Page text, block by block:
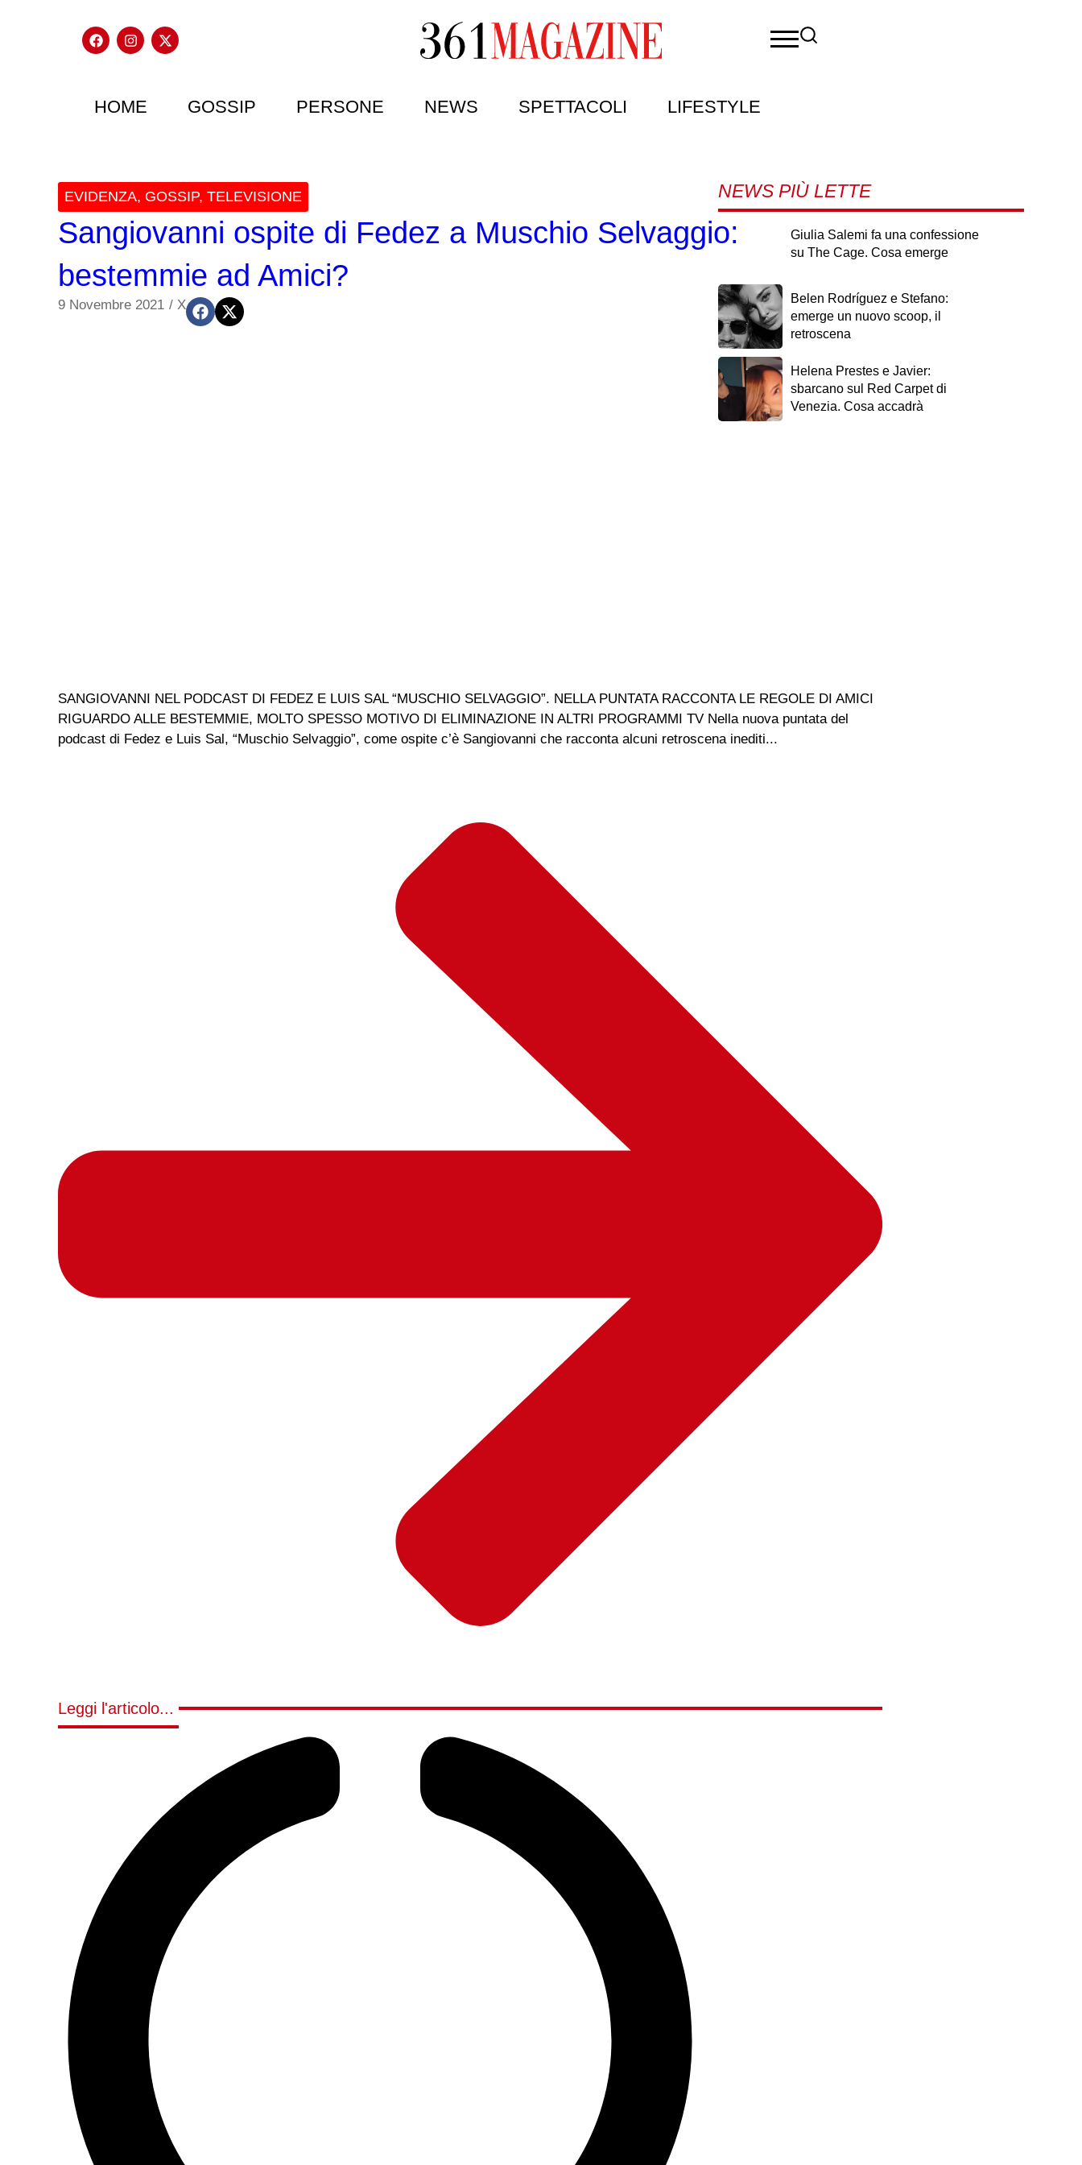
HOME GOSSIP PERSONE NEWS SPETTACOLI LIFESTYLE
EVIDENZA, GOSSIP, TELEVISIONE
Sangiovanni ospite di Fedez a Muschio Selvaggio:
bestemmie ad Amici?
9 Novembre 2021 / X
SANGIOVANNI NEL PODCAST DI FEDEZ E LUIS SAL “MUSCHIO SELVAGGIO”. NELLA PUNTATA RACCONTA LE REGOLE DI AMICI
RIGUARDO ALLE BESTEMMIE, MOLTO SPESSO MOTIVO DI ELIMINAZIONE IN ALTRI PROGRAMMI TV Nella nuova puntata del
podcast di Fedez e Luis Sal, “Muschio Selvaggio”, come ospite c’è Sangiovanni che racconta alcuni retroscena inediti...
Leggi l'articolo...
NEWS PIÙ LETTE
Giulia Salemi fa una confessione
su The Cage. Cosa emerge
Belen Rodríguez e Stefano:
emerge un nuovo scoop, il
retroscena
Helena Prestes e Javier:
sbarcano sul Red Carpet di
Venezia. Cosa accadrà